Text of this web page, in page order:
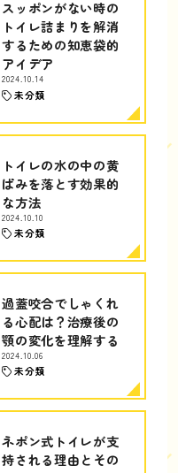
スッポンがない時の
トイレ詰まりを解消
するための知恵袋的
アイデア
2024.10.14
未分類
トイレの水の中の黄
ばみを落とす効果的
な方法
2024.10.10
未分類
過蓋咬合でしゃくれ
る心配は？治療後の
顎の変化を理解する
2024.10.06
未分類
ネポン式トイレが支
持される理由とその